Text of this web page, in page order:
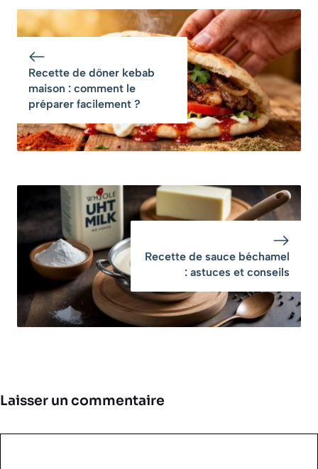
: recette
savoureuse et
traditionnelle
facile et
savoureuse
Recette de döner kebab
maison : comment le
préparer facilement ?
Recette de sauce béchamel
: astuces et conseils
Laisser un commentaire